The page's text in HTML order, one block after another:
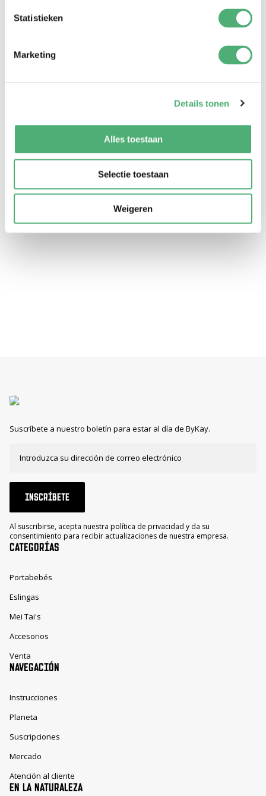
Statistieken
Marketing
Details tonen
Alles toestaan
Selectie toestaan
Weigeren
Summer Stripes Green
109,-
Suscríbete a nuestro boletín para estar al día de ByKay.
INSCRÍBETE
Al suscribirse, acepta nuestra política de privacidad y da su
consentimiento para recibir actualizaciones de nuestra empresa.
CATEGORÍAS
Portabebés
Eslingas
Mei Tai's
Accesorios
Venta
NAVEGACIÓN
Instrucciones
Planeta
Suscripciones
Mercado
Atención al cliente
EN LA NATURALEZA